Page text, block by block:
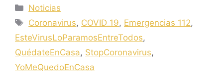
Categorías
Noticias
Etiquetas
Coronavirus, COVID_19, Emergencias 112,
EsteVirusLoParamosEntreTodos,
QuédateEnCasa, StopCoronavirus,
YoMeQuedoEnCasa